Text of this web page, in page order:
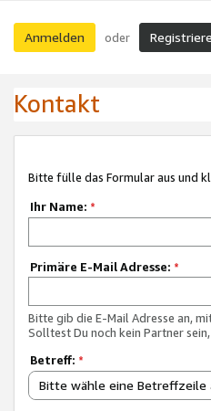
Anmelden oder
Kontakt
Bitte fülle das Formular aus und
Ihr Name: *
Primäre E-Mail Adresse: *
Bitte gib die E-Mail Adresse an,
Solltest Du noch kein Partner
Betreff: *
Bitte wähle eine Betreffzeile